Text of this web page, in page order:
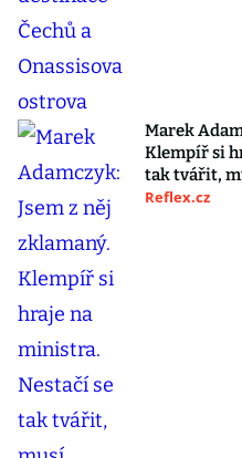
Marek
Klempíř si
tak tvářit,
Reflex.cz